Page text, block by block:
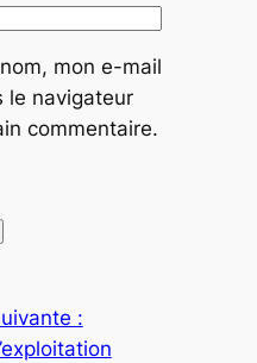
mon e-mail
le navigateur
commentaire.
: